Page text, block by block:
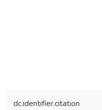
dc.identifier.citation